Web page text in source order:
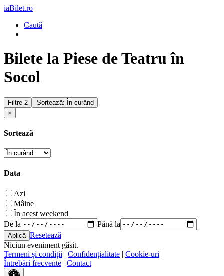
iaBilet.ro
Caută
Bilete la Piese de Teatru în
Socol
Filtre 2
Sortează: În curând
×
Sortează
Data
Azi
Mâine
În acest weekend
De la
Până la
Resetează
Niciun eveniment găsit.
Termeni și condiții | Confidențialitate | Cookie-uri |
Întrebări frecvente | Contact